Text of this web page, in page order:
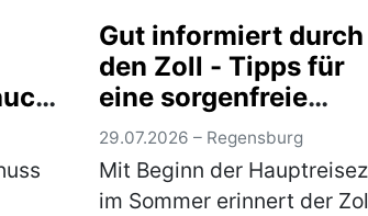
Prozent) als im Juni, aber 90
Personen bzw. 4 Prozent…
(mehr)
Gut informiert durch
den Zoll - Tipps für
eine sorgenfreie
Rückkehr aus dem
Urlaub
29.07.2026 – Regensburg
Mit Beginn der
im Sommer erinnert der